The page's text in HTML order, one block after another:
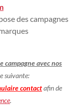
des campagnes
campagne avec nos
suivante:
contactafin de
.